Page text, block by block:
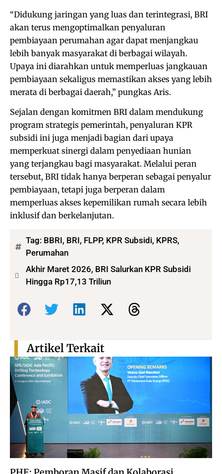
“Didukung jaringan yang luas dan terintegrasi, BRI
akan terus mengoptimalkan penyaluran
pembiayaan perumahan agar dapat menjangkau
lebih banyak masyarakat di berbagai wilayah.
Upaya ini diarahkan untuk memperluas jangkauan
pembiayaan sekaligus memastikan akses yang lebih
merata di berbagai daerah,” pungkas Aris.
Sejalan dengan komitmen BRI dalam mendukung
program strategis pemerintah, penyaluran KPR
subsidi ini juga menjadi bagian dari upaya
memperkuat sinergi dalam penyediaan hunian
yang terjangkau bagi masyarakat. Melalui peran
tersebut, BRI tidak hanya berperan sebagai penyalur
pembiayaan, tetapi juga berperan dalam
memperluas akses kepemilikan rumah secara lebih
inklusif dan berkelanjutan.
Tag: BBRI, BRI, FLPP, KPR Subsidi, KPRS,
Perumahan
Akhir Maret 2026, BRI Salurkan KPR Subsidi
Hingga Rp17,13 Triliun
Bagikan:
Artikel Terkait